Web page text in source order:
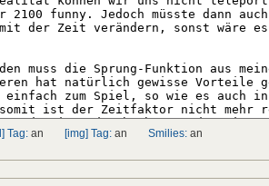
Tag: an [img] Tag: an Smilies: an